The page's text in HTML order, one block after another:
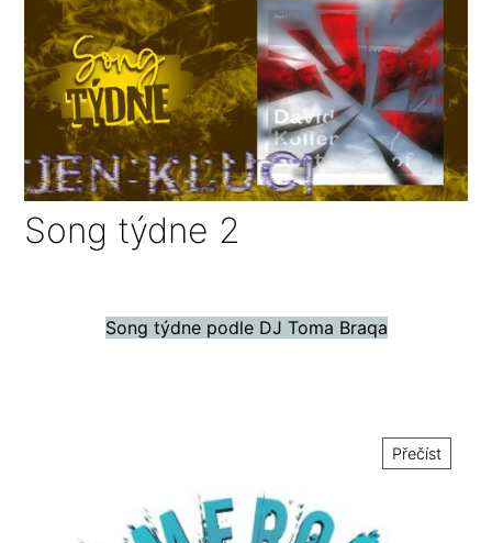
Song týdne 2
Song týdne podle DJ Toma Braqa
Přečíst